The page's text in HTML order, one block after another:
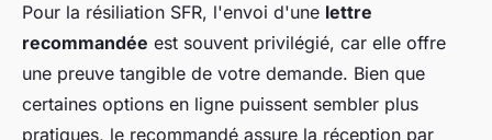
Pour la résiliation SFR, l'envoi d'une lettre
recommandée est souvent privilégié, car elle offre
une preuve tangible de votre demande. Bien que
certaines options en ligne puissent sembler plus
pratiques, le recommandé assure la réception par